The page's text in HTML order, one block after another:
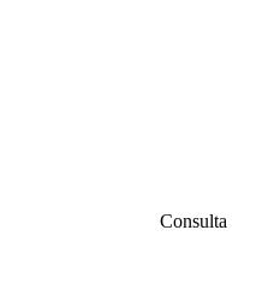
Consulta